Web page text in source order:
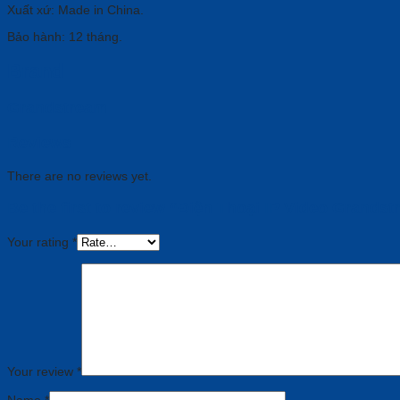
Xuất xứ: Made in China.
Bảo hành: 12 tháng.
There are no reviews yet.
Your rating *
Your review *